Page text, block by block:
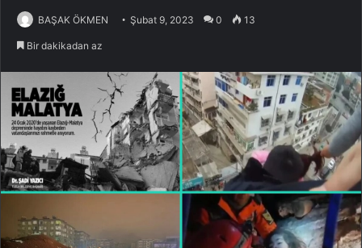
BAŞAK ÖKMEN Şubat 9, 2023 0 13
Bir dakikadan az